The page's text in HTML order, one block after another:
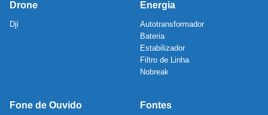
Drone
Dji
Energia
Autotransformador
Bateria
Estabilizador
Filtro de Linha
Nobreak
Fone de Ouvido Fontes